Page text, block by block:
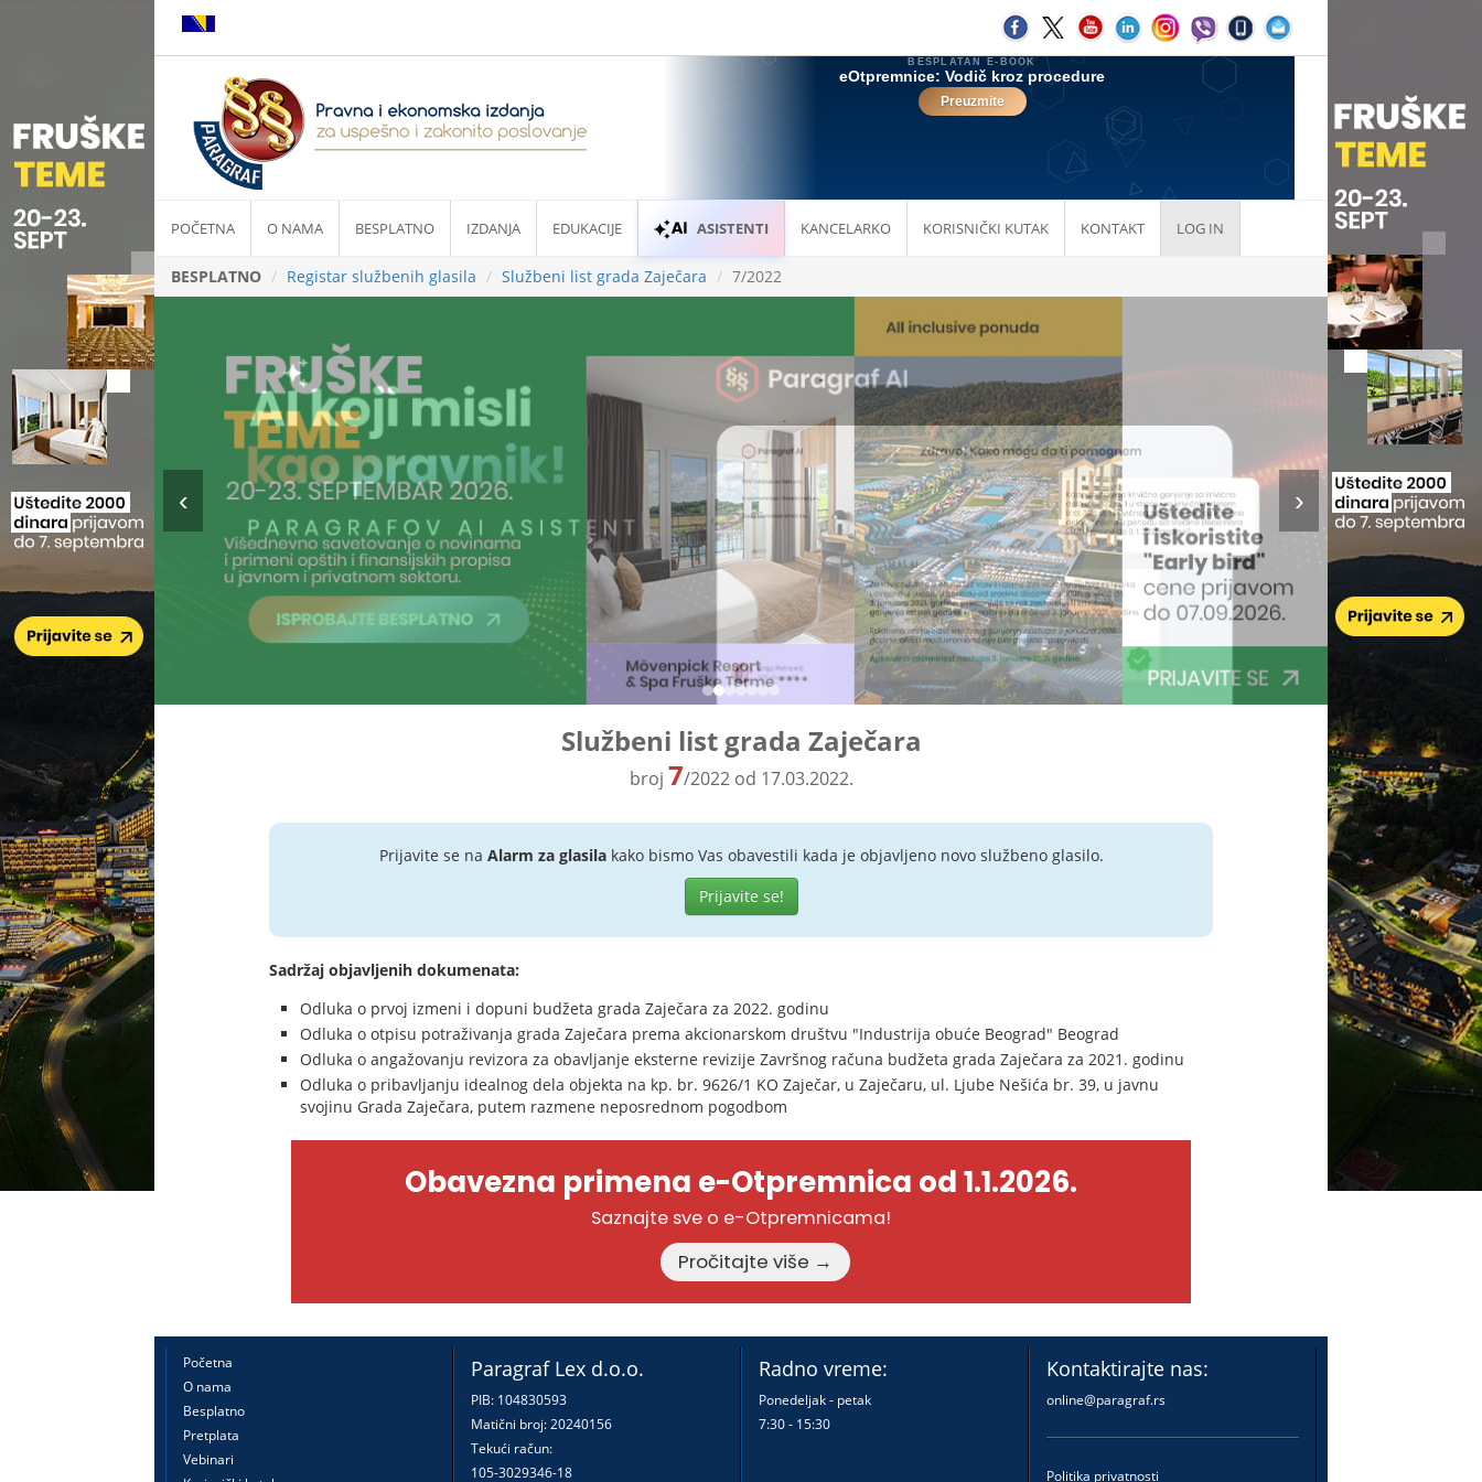
POČETNA O NAMA BESPLATNO IZDANJA EDUKACIJE ASISTENTI KANCELARKO KORISNIČKI KUTAK KONTAKT LOG IN
BESPLATNO Registar službenih glasila Službeni list grada Zaječara 7/2022
Službeni list grada Zaječara
broj 7/2022 od 17.03.2022.
Prijavite se na Alarm za glasilakako bismo Vas obavestili kada je objavljeno novo službeno glasilo.
Prijavite se!
Sadržaj objavljenih dokumenata:
Odluka o prvoj izmeni i dopuni budžeta grada Zaječara za 2022. godinu
Odluka o otpisu potraživanja grada Zaječara prema akcionarskom društvu "Industrija obuće Beograd" Beograd
Odluka o angažovanju revizora za obavljanje eksterne revizije Završnog računa budžeta grada Zaječara za 2021. godinu
Odluka o pribavljanju idealnog dela objekta na kp. br. 9626/1 KO Zaječar, u Zaječaru, ul. Ljube Nešića br. 39, u javnu
svojinu Grada Zaječara, putem razmene neposrednom pogodbom
Obavezna primena e-Otpremnica od 1.1.2026.
Saznajte sve o e-Otpremnicama!
Pročitajte više →
Početna
O nama
Besplatno
Pretplata
Vebinari
Paragraf Lex d.o.o.
PIB: 104830593
Matični broj: 20240156
Tekući račun:
105-3029346-18
Radno vreme:
Ponedeljak - petak
7:30 - 15:30
Kontaktirajte nas:
online@paragraf.rs
Politika privatnosti